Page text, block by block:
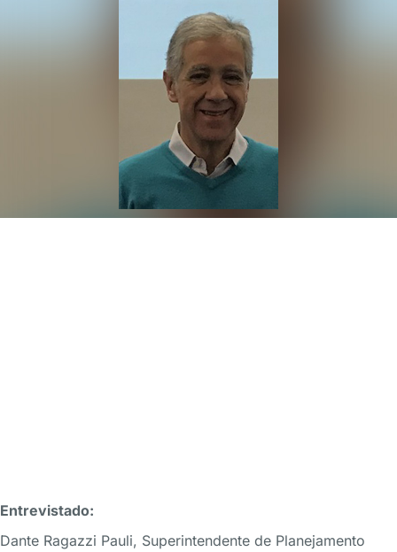
Entrevistado:
Dante Ragazzi Pauli, Superintendente de Planejamento